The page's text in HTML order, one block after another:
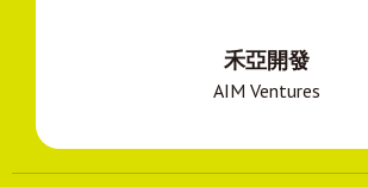
禾亞開發
AIM Ventures